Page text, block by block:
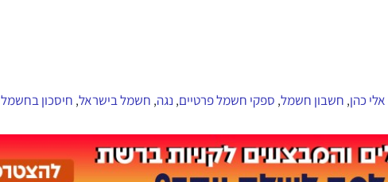
אלי כהן, חשבון חשמל, ספקי חשמל פרטיים, נגה, חשמל בישראל, חיסכון בחשמל